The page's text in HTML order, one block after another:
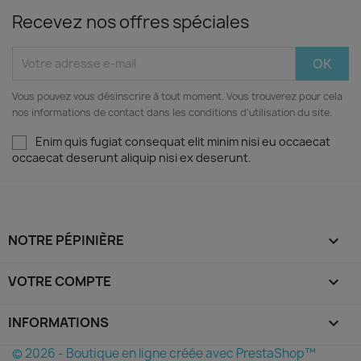
Recevez nos offres spéciales
Vous pouvez vous désinscrire à tout moment. Vous trouverez pour cela
nos informations de contact dans les conditions d'utilisation du site.
Enim quis fugiat consequat elit minim nisi eu occaecat
occaecat deserunt aliquip nisi ex deserunt.
NOTRE PÉPINIÈRE 
VOTRE COMPTE 
INFORMATIONS keyboard_arrow_down
© 2026 - Boutique en ligne créée avec PrestaShop™